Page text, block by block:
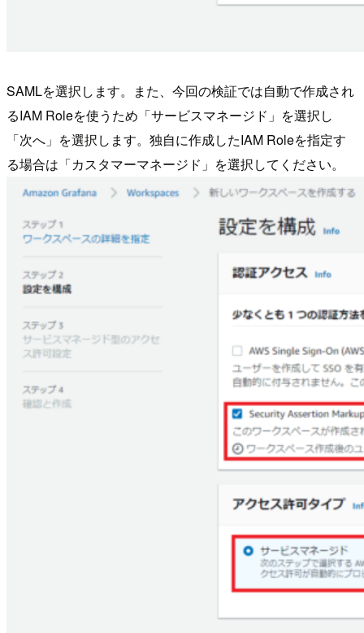
SAMLを選択します。また、今回の検証では自動で作成され
るIAM Roleを使うため「サービスマネージド」を選択し
「次へ」を選択します。独自に作成したIAM Roleを指定す
る場合は「カスタマーマネージド」を選択してください。